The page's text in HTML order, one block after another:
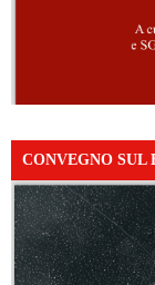
CONVEGNO SUL